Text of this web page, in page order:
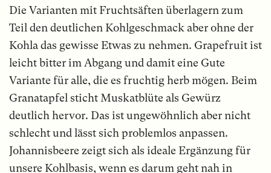
Die Varianten mit Fruchtsäften überlagern zum
Teil den deutlichen Kohlgeschmack aber ohne der
Kohla das gewisse Etwas zu nehmen. Grapefruit ist
leicht bitter im Abgang und damit eine Gute
Variante für alle, die es fruchtig herb mögen. Beim
Granatapfel sticht Muskatblüte als Gewürz
deutlich hervor. Das ist ungewöhnlich aber nicht
schlecht und lässt sich problemlos anpassen.
Johannisbeere zeigt sich als ideale Ergänzung für
unsere Kohlbasis, wenn es darum geht nah in